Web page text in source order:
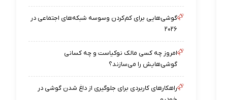
گوشی‌هایی برای کم‌کردن وسوسه شبکه‌های اجتماعی در
۲۰۲۶
امروز چه کسی مالک نوکیاست و چه کسانی
گوشی‌هایش را می‌سازند؟
راهکارهای کاربردی برای جلوگیری از داغ شدن گوشی در